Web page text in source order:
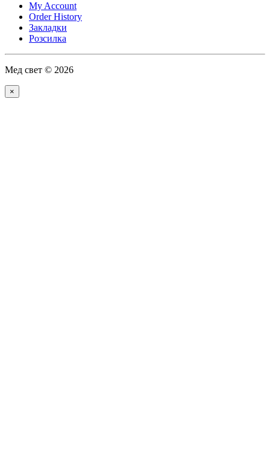
My Account
Order History
Закладки
Розсилка
Мед свет © 2026
×